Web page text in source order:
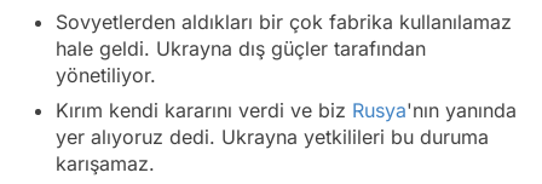
Sovyetlerden aldıkları bir çok fabrika kullanılamaz
hale geldi. Ukrayna dış güçler tarafından
yönetiliyor.
Kırım kendi kararını verdi ve biz Rusya'nın yanında
yer alıyoruz dedi. Ukrayna yetkilileri bu duruma
karışamaz.